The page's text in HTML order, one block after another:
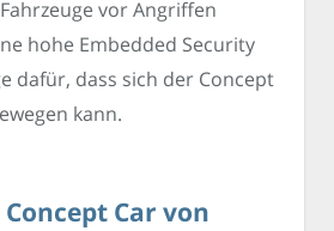
vor Angriffen
hohe Embedded Security
dafür, dass sich der Concept
kann.
Concept Car von